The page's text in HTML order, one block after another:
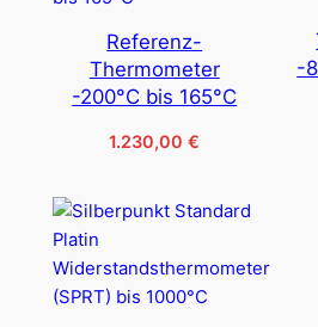
Referenz-
Thermometer
-200°C bis 165°C
1.230,00€
-